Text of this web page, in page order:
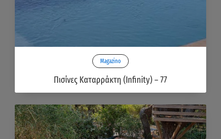
Magazino
Πισίνες Καταρράκτη (Infinity) – 77